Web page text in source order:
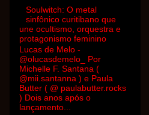
Soulwitch: O metal
sinfônico curitibano que
une ocultismo, orquestra e
protagonismo feminino
Lucas de Melo -
@olucasdemelo_ Por
Michelle F. Santana (
@mii.santanna ) e Paula
Butter ( @ paulabutter.rocks
) Dois anos após o
lançamento...